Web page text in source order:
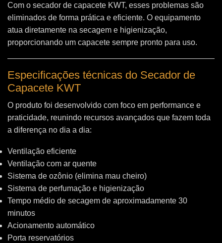
Com o secador de capacete KWT, esses problemas são
eliminados de forma prática e eficiente. O equipamento
atua diretamente na secagem e higienização,
proporcionando um capacete sempre pronto para uso.
Especificações técnicas do Secador de
Capacete KWT
O produto foi desenvolvido com foco em performance e
praticidade, reunindo recursos avançados que fazem toda
a diferença no dia a dia:
Ventilação eficiente
Ventilação com ar quente
Sistema de ozônio (elimina mau cheiro)
Sistema de perfumação e higienização
Tempo médio de secagem de aproximadamente 30
minutos
Acionamento automático
Porta reservatórios